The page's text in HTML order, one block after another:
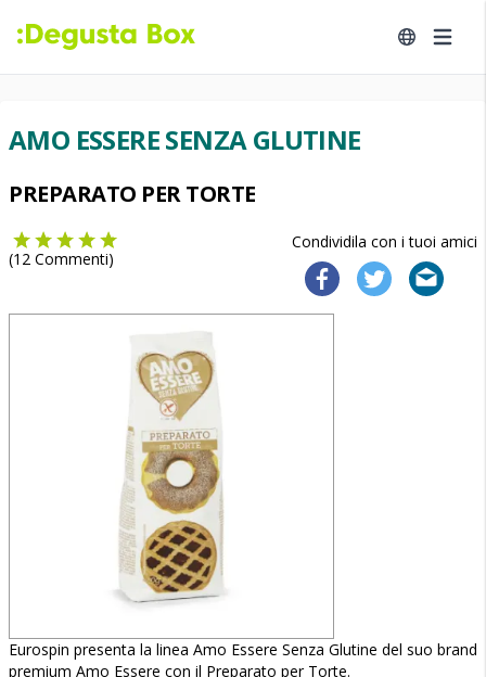
AMO ESSERE SENZA GLUTINE
PREPARATO PER TORTE
Condividila con i tuoi amici
(12 Commenti)
Eurospin presenta la linea Amo Essere Senza Glutine del suo brand
premium Amo Essere con il Preparato per Torte.